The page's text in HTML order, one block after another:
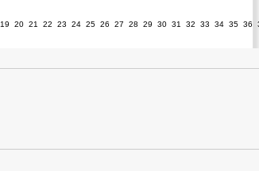
19 20 21 22 23 24 25 26 27 28 29 30 31 32 33 34 35 36